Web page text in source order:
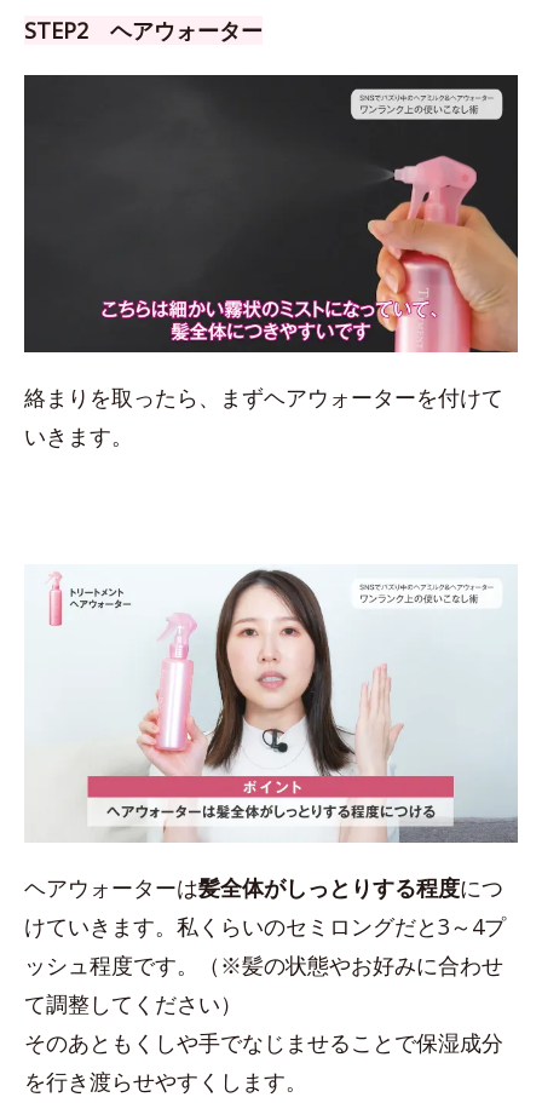
STEP2 ヘアウォーター
絡まりを取ったら、まずヘアウォーターを付けて
いきます。
ヘアウォーターは髪全体がしっとりする程度につ
けていきます。私くらいのセミロングだと3～4プ
ッシュ程度です。（※髪の状態やお好みに合わせ
て調整してください）
そのあともくしや手でなじませることで保湿成分
を行き渡らせやすくします。